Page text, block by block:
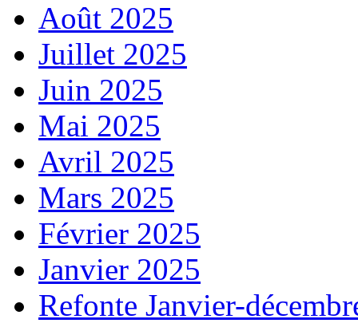
Août 2025
Juillet 2025
Juin 2025
Mai 2025
Avril 2025
Mars 2025
Février 2025
Janvier 2025
Refonte Janvier-